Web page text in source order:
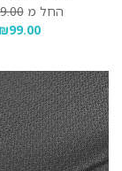
החל מ
₪99.00